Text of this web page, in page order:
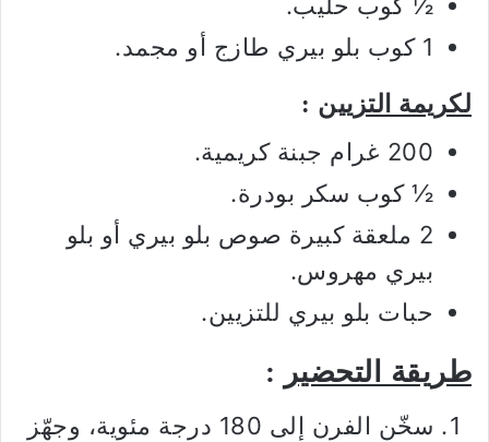
1 كوب بلو بيري طازج أو مجمد.
لكريمة التزيين :
200 غرام جبنة كريمية.
½ كوب سكر بودرة.
2 ملعقة كبيرة صوص بلو بيري أو بلو
بيري مهروس.
حبات بلو بيري للتزيين.
طريقة التحضير :
سخّن الفرن إلى 180 درجة مئوية، وجهّز